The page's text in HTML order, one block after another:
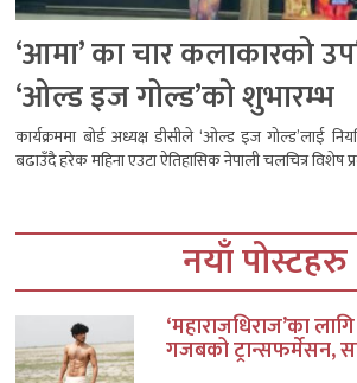
‘आमा’ का चार कलाकारको
‘ओल्ड इज गोल्ड’को शुभारम्भ
कार्यक्रममा बोर्ड अध्यक्ष डीसीले ‘ओल्ड इज गोल्ड’लाई
बढाउँदै हरेक महिना एउटा ऐतिहासिक नेपाली चलचित्र विशेष
नयाँ पोस्टहरु
‘महाराजधिराज’का
गजबको ट्रान्सफर्मेसन,